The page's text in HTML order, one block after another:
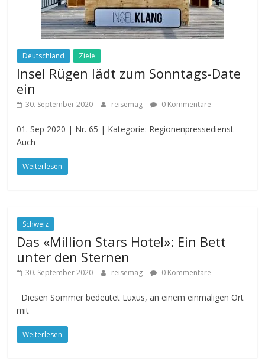
Deutschland Ziele
Insel Rügen lädt zum Sonntags-Date
ein
30. September 2020 reisemag 0 Kommentare
01. Sep 2020 | Nr. 65 | Kategorie: Regionenpressedienst
Auch
Weiterlesen
Schweiz
Das «Million Stars Hotel»: Ein Bett
unter den Sternen
30. September 2020 reisemag 0 Kommentare
Diesen Sommer bedeutet Luxus, an einem einmaligen Ort
mit
Weiterlesen